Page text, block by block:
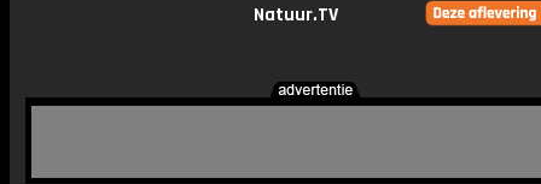
Natuur.TV